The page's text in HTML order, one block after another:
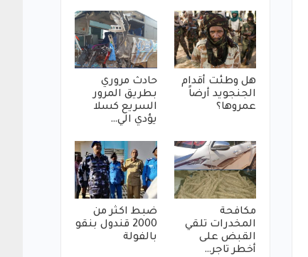
هل وطئت أقدام
الجنجويد أرضاً
عمروها؟
حادث مروري
بطريق المرور
السريع كسلا
يؤدي الي…
مكافحة
المخدرات تلقي
القبض على
أخطر تاجر…
ضبط اكثر من
2000 قندول بنقو
بالفولة